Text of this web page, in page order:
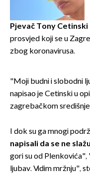
Pjevač Tony Cetinski
prosvjed koji se u
zbog koronavirusa.
"Moji budni i slobodni
napisao je Cetinski u
zagrebačkom
I dok su ga mnogi
napisali da se ne
gori su od Plenkovića",
ljubav. Vidim mržnju",